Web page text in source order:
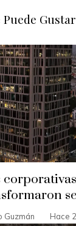
Gustar
Guzmán Hace